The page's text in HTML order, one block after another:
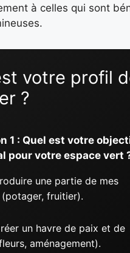
à celles qui sont
votre profil
?
1 : Quel est votre
pour votre espace vert
une partie de mes
fruitier).
un havre de paix et de
aménagement).